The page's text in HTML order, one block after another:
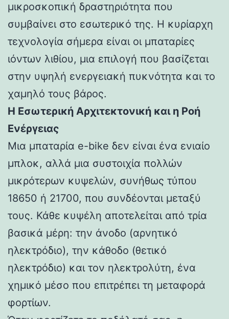
μικροσκοπική δραστηριότητα που
συμβαίνει στο εσωτερικό της. Η κυρίαρχη
τεχνολογία σήμερα είναι οι μπαταρίες
ιόντων λιθίου, μια επιλογή που βασίζεται
στην υψηλή ενεργειακή πυκνότητα και το
χαμηλό τους βάρος.
Η Εσωτερική Αρχιτεκτονική και η Ροή
Ενέργειας
Μια μπαταρία e-bike δεν είναι ένα ενιαίο
μπλοκ, αλλά μια συστοιχία πολλών
μικρότερων κυψελών, συνήθως τύπου
18650 ή 21700, που συνδέονται μεταξύ
τους. Κάθε κυψέλη αποτελείται από τρία
βασικά μέρη: την άνοδο (αρνητικό
ηλεκτρόδιο), την κάθοδο (θετικό
ηλεκτρόδιο) και τον ηλεκτρολύτη, ένα
χημικό μέσο που επιτρέπει τη μεταφορά
φορτίων.